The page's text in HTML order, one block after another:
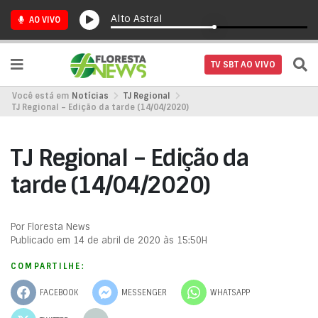
AO VIVO Alto Astral
TV SBT AO VIVO
Você está em Notícias
TJ Regional
TJ Regional – Edição da tarde (14/04/2020)
TJ Regional – Edição da
tarde (14/04/2020)
Por Floresta News
Publicado em 14 de abril de 2020 às 15:50H
COMPARTILHE:
FACEBOOK MESSENGER WHATSAPP